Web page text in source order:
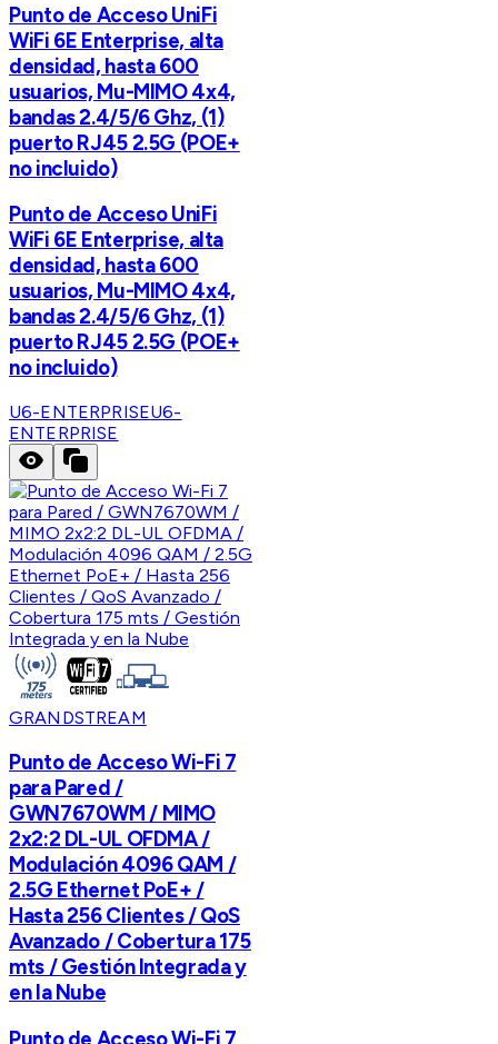
Punto de Acceso UniFi
WiFi 6E Enterprise, alta
densidad, hasta 600
usuarios, Mu-MIMO 4x4,
bandas 2.4/5/6 Ghz, (1)
puerto RJ45 2.5G (POE+
no incluido)
Punto de Acceso UniFi
WiFi 6E Enterprise, alta
densidad, hasta 600
usuarios, Mu-MIMO 4x4,
bandas 2.4/5/6 Ghz, (1)
puerto RJ45 2.5G (POE+
no incluido)
U6-ENTERPRISEU6-
ENTERPRISE
GRANDSTREAM
Punto de Acceso Wi-Fi 7
para Pared /
GWN7670WM / MIMO
2x2:2 DL-UL OFDMA /
Modulación 4096 QAM /
2.5G Ethernet PoE+ /
Hasta 256 Clientes / QoS
Avanzado / Cobertura 175
mts / Gestión Integrada y
en la Nube
Punto de Acceso Wi-Fi 7